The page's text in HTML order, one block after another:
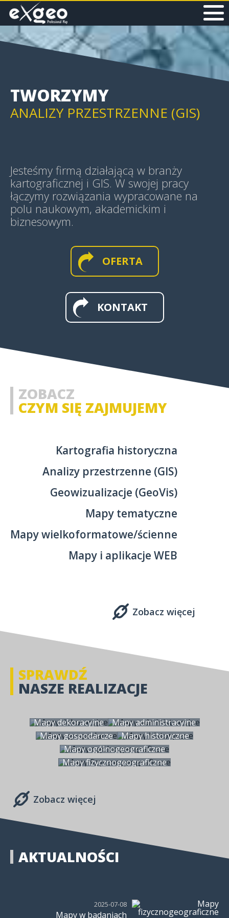
TWORZYMY
MAPY I APLIKACJE WEB
MAPY HISTORYCZNE
ANALIZY PRZESTRZENNE (GIS)
GEOWIZUALIZACJE (GEOVIS)
MAPY TEMATYCZNE
MAPY WIELKOFORMATOWE I
MAPY I APLIKACJE WEB
MAPY HISTORYCZNE
Jesteśmy firmą działającą w branży
kartograficznej i GIS. W swojej pracy
łączymy rozwiązania wypracowane na
polu naukowym, akademickim i
biznesowym.
OFERTA
KONTAKT
ZOBACZ
CZYM SIĘ ZAJMUJEMY
Kartografia historyczna
Analizy przestrzenne (GIS)
Geowizualizacje (GeoVis)
Mapy tematyczne
Mapy wielkoformatowe/ścienne
Mapy i aplikacje WEB
Zobacz więcej
Mapy dekoracyjne
Mapy administracyjne
Mapy gospodarcze
Mapy historyczne
Mapy ogólnogeograficzne
Mapy fizycznogeograficzne
Zobacz więcej
SPRAWDŹ
NASZE REALIZACJE
AKTUALNOŚCI
2025-07-08
Mapy w badaniach